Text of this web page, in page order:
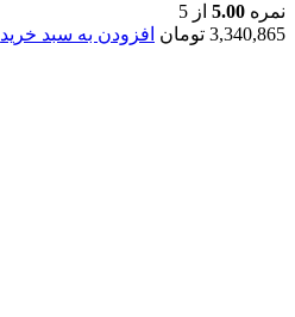
نمره 5.00 از 5
3,340,865 تومان افزودن به سبد خرید